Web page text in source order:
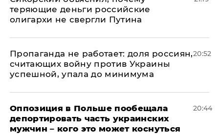
теряющие деньги российские
олигархи не свергли Путина
​Пропаганда не работает: доля россиян,
считающих войну против Украины
успешной, упала до минимума
20:52
Оппозиция в Польше пообещала
депортировать часть украинских
мужчин – кого это может коснуться
20:44